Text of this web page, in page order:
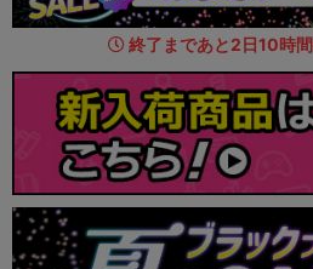
終了まであと2日10時間